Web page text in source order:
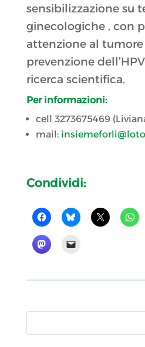
sensibilizzazione su
ginecologiche , con
attenzione al tumore
prevenzione
ricerca scientifica.
Per informazioni:
cell 3273675469
mail:
Condividi: